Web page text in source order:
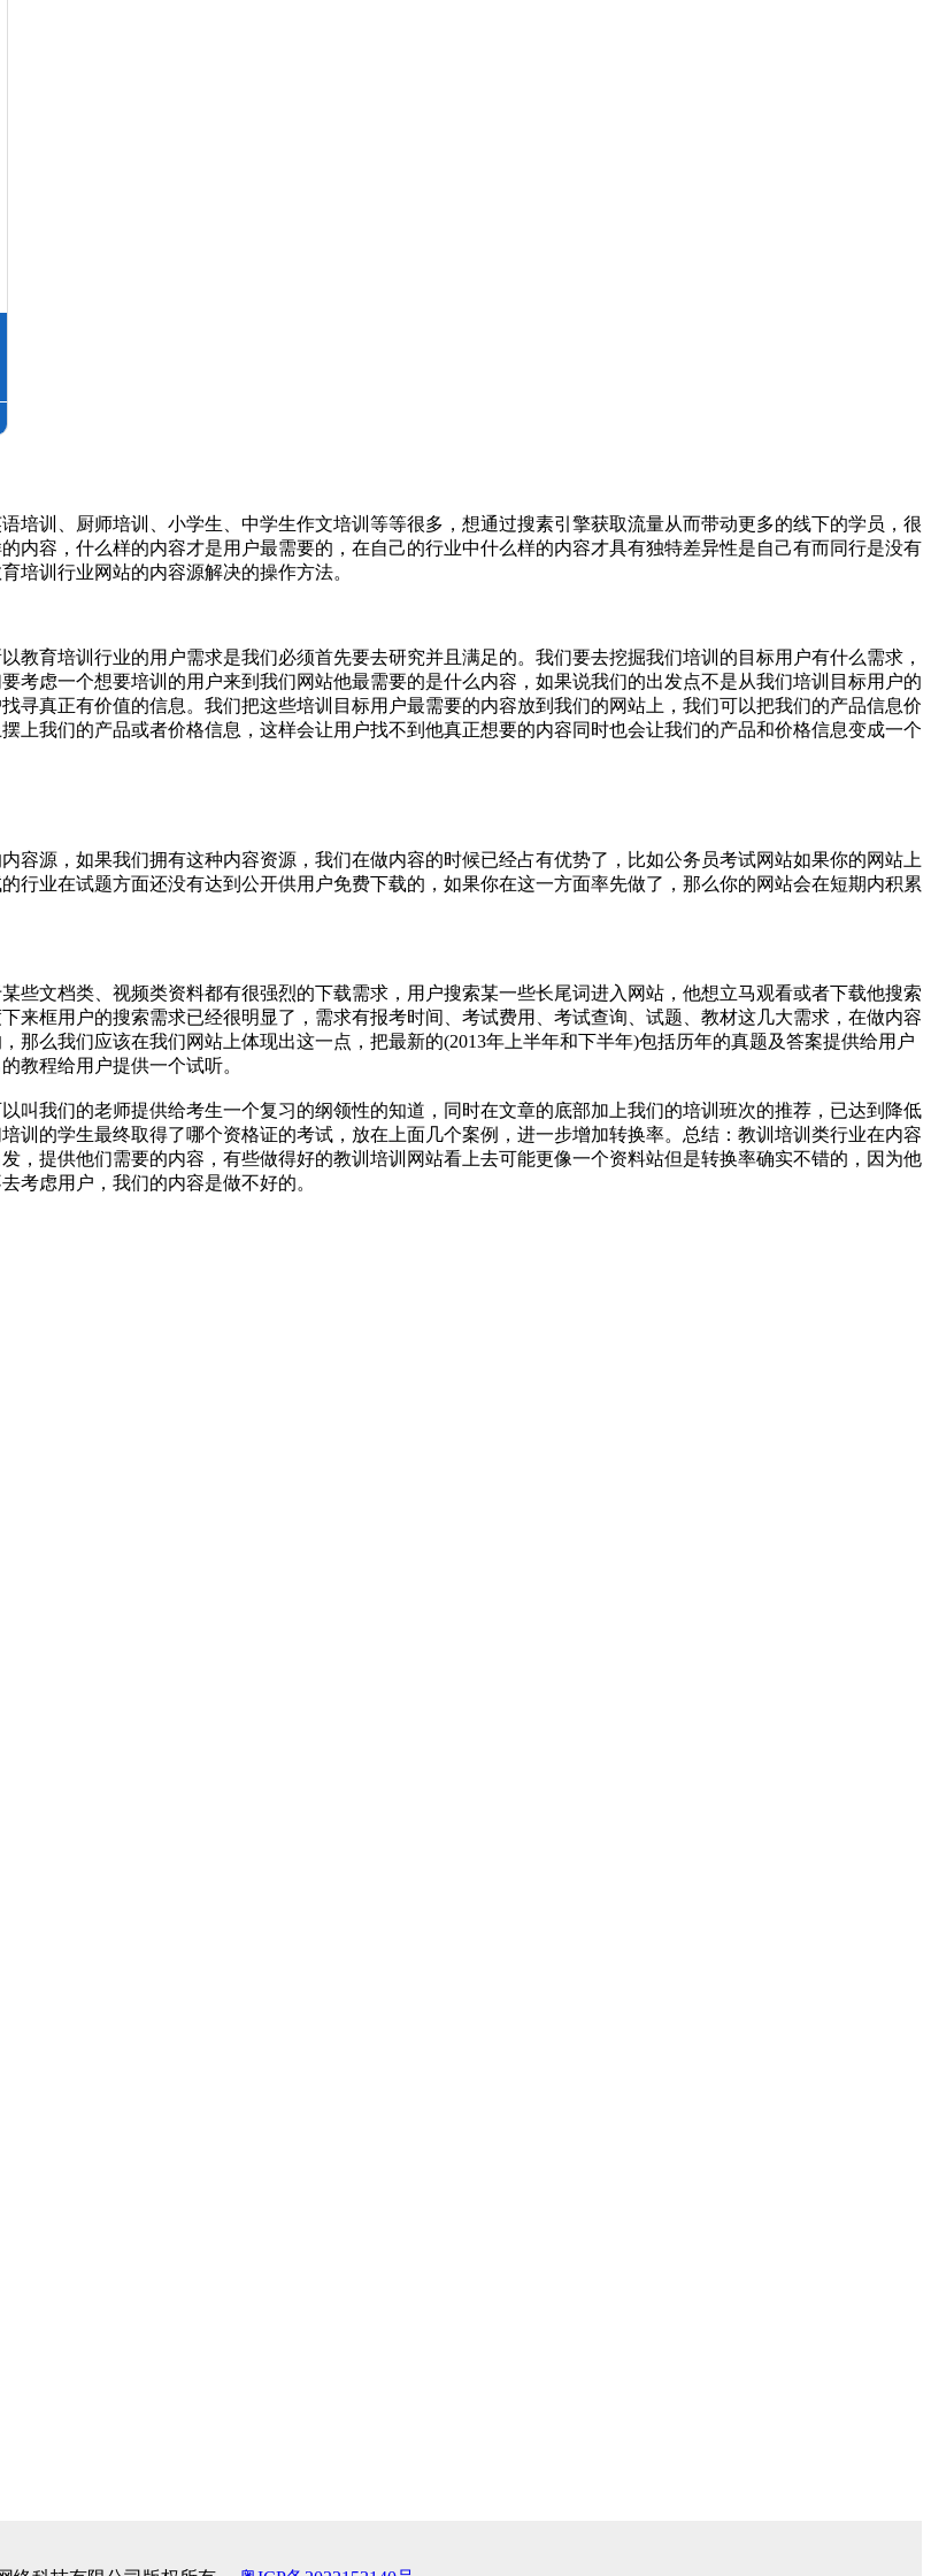
培训、厨师培训、小学生、中学生作文培训等等很多，想通过搜素引擎获取流量从而带动更多的线下的学员，很
内容，什么样的内容才是用户最需要的，在自己的行业中什么样的内容才具有独特差异性是自己有而同行是没有
培训行业网站的内容源解决的操作方法。
教育培训行业的用户需求是我们必须首先要去研究并且满足的。 我们要去挖掘我们培训的目标用户有什么需求，
考虑一个想要培训的用户来到我们网站他最需要的是什么内容，如果说我们的出发点不是从我们培训目标用户的
寻真正有价值的信息。 我们把这些培训目标用户最需要的内容放到我们的网站上，我们可以把我们的产品信息价
上我们的产品或者价格信息，这样会让用户找不到他真正想要的内容同时也会让我们的产品和价格信息变成一个
容源，如果我们拥有这种内容资源，我们在做内容的时候已经占有优势了，比如公务员考试网站如果你的网站上
行业在试题方面还没有达到公开供用户免费下载的，如果你在这一方面率先做了，那么你的网站会在短期内积累
些文档类、视频类资料都有很强烈的下载需求，用户搜索某一些长尾词进入网站，他想立马观看或者下载他搜索
来框用户的搜索需求已经很明显了，需求有报考时间、考试费用、考试查询、试题、教材这几大需求，在做内容
那么我们应该在我们网站上体现出这一点，把最新的(2013年上半年和下半年)包括历年的真题及答案提供给用户
教程给用户提供一个试听。
叫我们的老师提供给考生一个复习的纲领性的知道，同时在文章的底部加上我们的培训班次的推荐，已达到降低
训的学生最终取得了哪个资格证的考试，放在上面几个案例，进一步增加转换率。 总结：教训培训类行业在内容
，提供他们需要的内容，有些做得好的教训培训网站看上去可能更像一个资料站但是转换率确实不错的，因为他
考虑用户，我们的内容是做不好的。